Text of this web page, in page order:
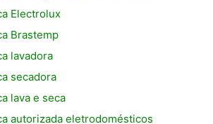
Electrolux
Brastemp
lavadora
secadora
lava e seca
autorizada eletrodomésticos